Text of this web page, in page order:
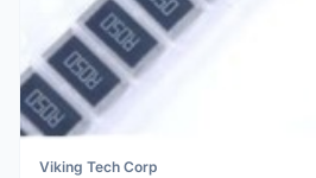
Viking Tech Corp